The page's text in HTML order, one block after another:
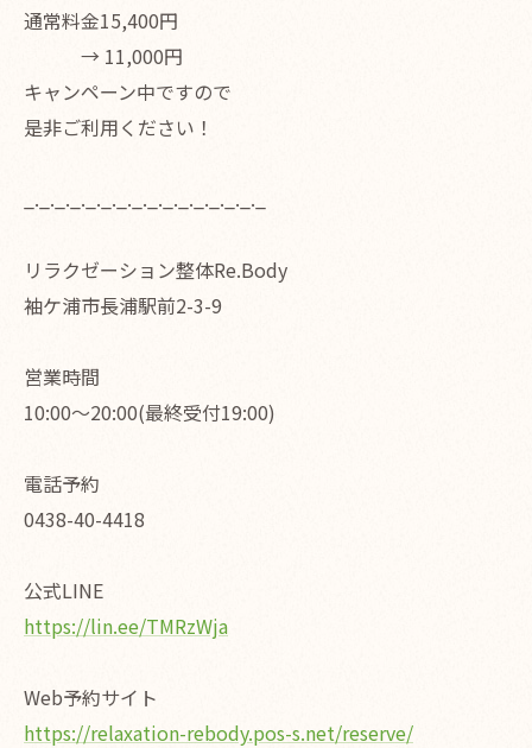
通常料金15,400円
→ 11,000円
キャンペーン中ですので
是非ご利用ください！
_._._._._._._._._._._._._._._._
リラクゼーション整体Re.Body
袖ケ浦市長浦駅前2-3-9
営業時間
10:00〜20:00(最終受付19:00)
電話予約
0438-40-4418
公式LINE
https://lin.ee/TMRzWja
Web予約サイト
https://relaxation-rebody.pos-s.net/reserve/